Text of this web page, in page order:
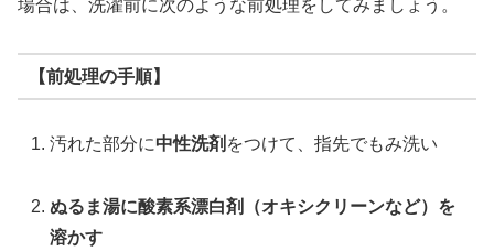
場合は、洗濯前に次のような前処理をしてみましょう。
【前処理の手順】
汚れた部分に中性洗剤 をつけて、指先でもみ洗い
ぬるま湯に酸素系漂白剤（オキシクリーンなど）を
溶かす